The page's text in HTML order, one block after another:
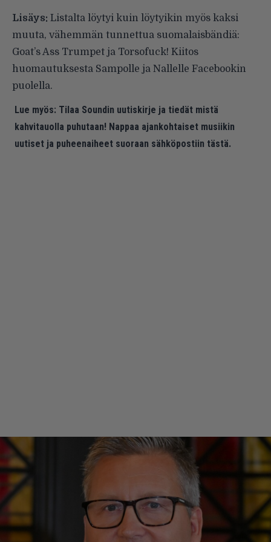
Lisäys: Listalta löytyi kuin löytyikin myös kaksi
muuta, vähemmän tunnettua suomalaisbändiä:
Goat’s Ass Trumpet ja Torsofuck! Kiitos
huomautuksesta Sampolle ja Nallelle Facebookin
puolella.
Lue myös: Tilaa Soundin uutiskirje ja tiedät mistä
kahvitauolla puhutaan! Nappaa ajankohtaiset musiikin
uutiset ja puheenaiheet suoraan sähköpostiin tästä.